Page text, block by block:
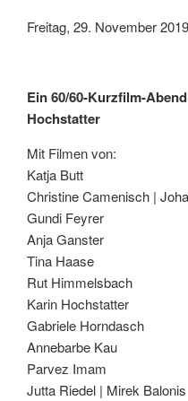
Freitag, 29. November
Ein 60/60-Kurzfilm-
Hochstatter
Mit Filmen von:
Katja Butt
Christine Camenisch |
Gundi Feyrer
Anja Ganster
Tina Haase
Rut Himmelsbach
Karin Hochstatter
Gabriele Horndasch
Annebarbe Kau
Parvez Imam
Jutta Riedel | Mirek Balonis